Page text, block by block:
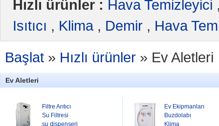
Hızlı ürünler : Hava Temizleyici
Isıtıcı , Klima, Demir , Hava
Başlat » Hızlı ürünler » Ev Aletleri
Ev Aletleri
Filtre Arıtıcı
Su Filtresi
su dispenseri
Ev Ekipmanları
Buzdolabı
Klima